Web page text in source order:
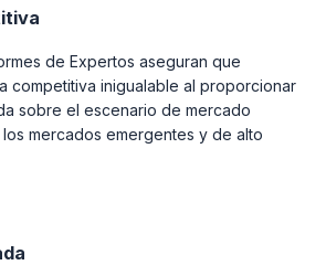
de Expertos aseguran que
competitiva inigualable al proporcionar
sobre el escenario de mercado
mercados emergentes y de alto